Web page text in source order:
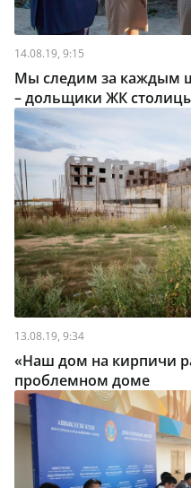
14.08.19, 9:15
Мы следим за каждым
– дольщики ЖК
13.08.19, 9:34
«Наш дом на кирпичи
проблемном доме